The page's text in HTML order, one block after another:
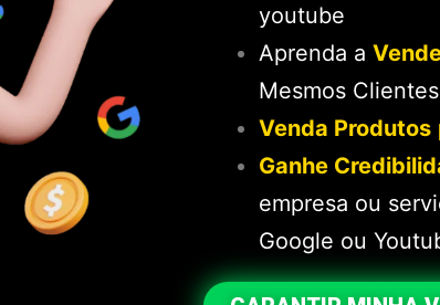
youtube
Aprenda a
Mesmos Clientes
Venda Produtos
Ganhe
empresa ou
Google ou